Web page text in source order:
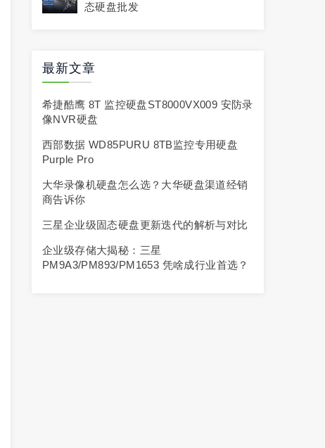
态硬盘批发
最新文章
希捷酷鹰 8T 监控硬盘ST8000VX009 安防录
像NVR硬盘
西部数据 WD85PURU 8TB监控专用硬盘
Purple Pro
大华录像机硬盘怎么选？大华硬盘渠道经销
商告诉你
三星企业级固态硬盘更新迭代的解析与对比
企业级存储大揭秘：三星
PM9A3/PM893/PM1653 凭啥成行业首选？